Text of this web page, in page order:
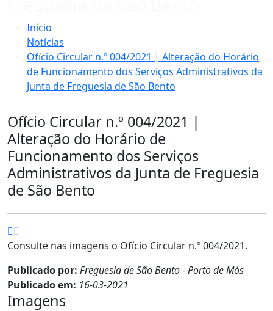
Início
Notícias
Ofício Circular n.º 004/2021 | Alteração do Horário
de Funcionamento dos Serviços Administrativos da
Junta de Freguesia de São Bento
Ofício Circular n.º 004/2021 |
Alteração do Horário de
Funcionamento dos Serviços
Administrativos da Junta de Freguesia
de São Bento
Consulte nas imagens o Ofício Circular n.º 004/2021.
Publicado por: Freguesia de São Bento - Porto de Mós
Publicado em: 16-03-2021
Imagens